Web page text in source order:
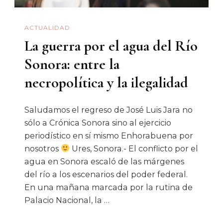
ACTUALIDAD
La guerra por el agua del Río
Sonora: entre la
necropolítica y la ilegalidad
Saludamos el regreso de José Luis Jara no
sólo a Crónica Sonora sino al ejercicio
periodístico en sí mismo Enhorabuena por
nosotros
Ures, Sonora.- El conflicto por el
agua en Sonora escaló de las márgenes
del río a los escenarios del poder federal.
En una mañana marcada por la rutina de
Palacio Nacional, la …